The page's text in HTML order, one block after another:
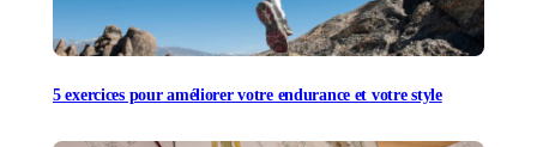
5 exercices pour améliorer votre endurance et votre style